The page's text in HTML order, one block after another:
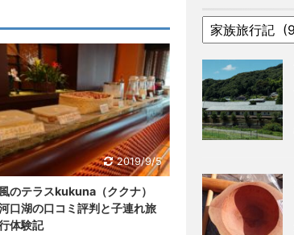
2019/9/5
風のテラスkukuna（ククナ）
口湖の口コミ評判と子連れ旅
体験記